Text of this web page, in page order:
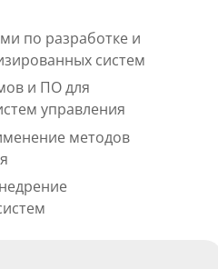
по разработке и
систем
и ПО для
управления
методов